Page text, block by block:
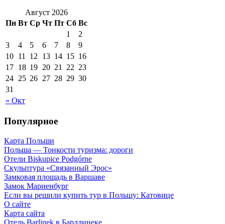
Август 2026
Пн Вт Ср Чт Пт Сб Вс
« Окт
1
2
3
4 5 6 7 8
9
10 11 12 13 14 15 16
17 18 19 20 21 22 23
24 25 26 27 28 29 30
31
Популярное
Карта Польши
Польша — Тонкости туризма: дороги
Отели Biskupice Podgórne
Скульптура «Связанный Эрос»
Замковая площадь в Варшаве
Замок Мариенбург
Если вы решили купить тур в Польшу: Катовице
О сайте
Карта сайта
Отель Barlinek в Барллинеке